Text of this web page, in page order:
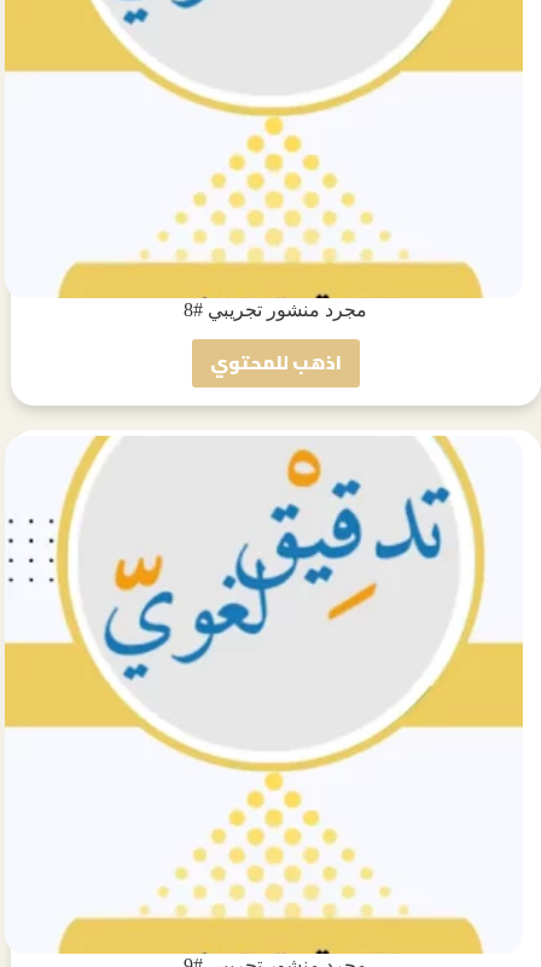
مجرد منشور تجريبي #8
اذهب للمحتوي
مجرد
منشور